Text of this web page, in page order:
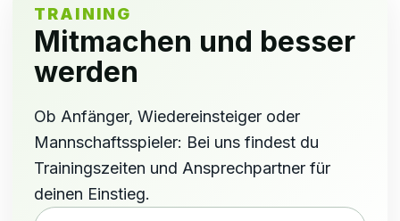
TRAINING
Mitmachen und besser
werden
Ob Anfänger, Wiedereinsteiger oder
Mannschaftsspieler: Bei uns findest du
Trainingszeiten und Ansprechpartner für
deinen Einstieg.